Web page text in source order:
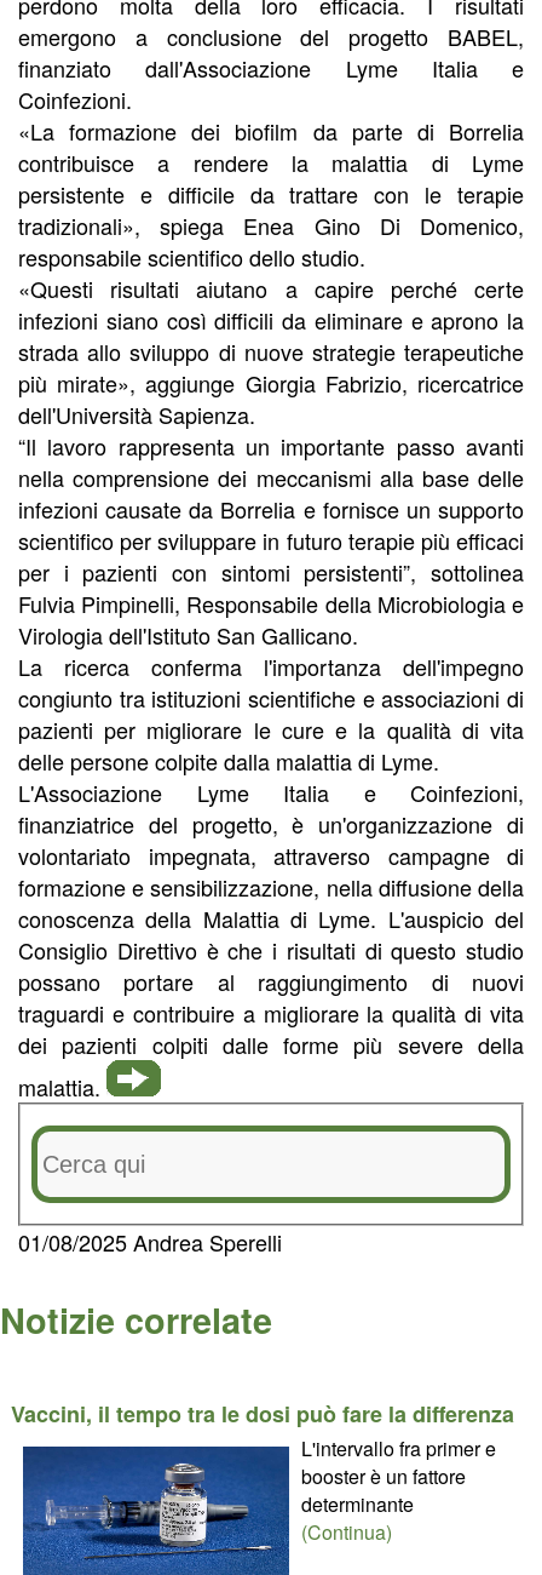
emergono a conclusione del progetto BABEL,
finanziato dall'Associazione Lyme Italia e
Coinfezioni.
«La formazione dei biofilm da parte di Borrelia
contribuisce a rendere la malattia di Lyme
persistente e difficile da trattare con le terapie
tradizionali», spiega Enea Gino Di Domenico,
responsabile scientifico dello studio.
«Questi risultati aiutano a capire perché certe
infezioni siano così difficili da eliminare e aprono la
strada allo sviluppo di nuove strategie terapeutiche
più mirate», aggiunge Giorgia Fabrizio, ricercatrice
dell'Università Sapienza.
“Il lavoro rappresenta un importante passo avanti
nella comprensione dei meccanismi alla base delle
infezioni causate da Borrelia e fornisce un supporto
scientifico per sviluppare in futuro terapie più efficaci
per i pazienti con sintomi persistenti”, sottolinea
Fulvia Pimpinelli, Responsabile della Microbiologia e
Virologia dell'Istituto San Gallicano.
La ricerca conferma l'importanza dell'impegno
congiunto tra istituzioni scientifiche e associazioni di
pazienti per migliorare le cure e la qualità di vita
delle persone colpite dalla malattia di Lyme.
L'Associazione Lyme Italia e Coinfezioni,
finanziatrice del progetto, è un'organizzazione di
volontariato impegnata, attraverso campagne di
formazione e sensibilizzazione, nella diffusione della
conoscenza della Malattia di Lyme. L'auspicio del
Consiglio Direttivo è che i risultati di questo studio
possano portare al raggiungimento di nuovi
traguardi e contribuire a migliorare la qualità di vita
dei pazienti colpiti dalle forme più severe della
malattia.
01/08/2025 Andrea Sperelli
Notizie correlate
Vaccini, il tempo tra le dosi può fare la differenza
L'intervallo fra primer e
booster è un fattore
determinante
(Continua)